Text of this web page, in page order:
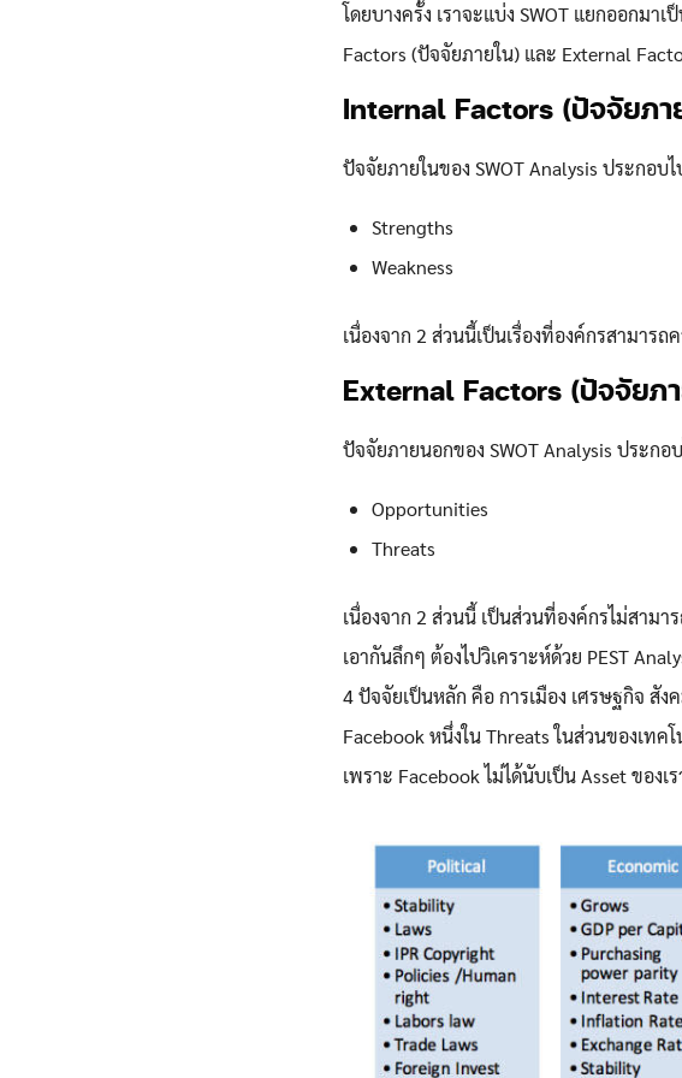
โดยบางครั้ง เราจะแบ่ง SWOT แยกออกม
Factors (ปัจจัยภายใน) และ External
Internal Factors (ปัจจัยภา
ปัจจัยภายในของ SWOT Analysis ประกอบไ
Strengths
Weakness
เนื่องจาก 2 ส่วนนี้เป็นเรื่องที่องค์กรสามาร
External Factors (ปัจจัยภ
ปัจจัยภายนอกของ SWOT Analysis ประกอ
Opportunities
Threats
เนื่องจาก 2 ส่วนนี้ เป็นส่วนที่องค์กรไม่สาม
เอากันลึกๆ ต้องไปวิเคราะห์ด้วย PEST
4 ปัจจัยเป็นหลัก คือ การเมือง เศรษฐกิจ สั
Facebook หนึ่งใน Threats ในส่วนของเทคโ
เพราะ Facebook ไม่ได้นับเป็น Asset ของ